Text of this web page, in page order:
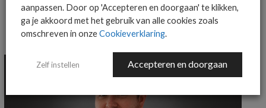
MEER ALGEMEEN IT NIEUWS NIEUWS
aanpassen. Door op 'Accepteren en doorgaan' te klikken,
ga je akkoord met het gebruik van alle cookies zoals
omschreven in onzeCookieverklaring.
Zelf instellen Accepteren en doorgaan